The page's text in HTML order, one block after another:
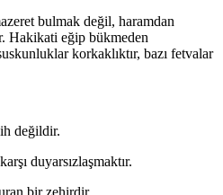
bulmak değil, haramdan
Hakikati eğip bükmeden
korkaklıktır, bazı fetvalar
değildir.
duyarsızlaşmaktır.